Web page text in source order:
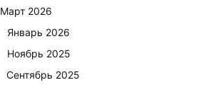
Март 2026
Январь 2026
Ноябрь 2025
Сентябрь 2025